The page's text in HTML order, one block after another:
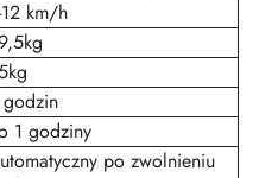
km/h
1 godziny
po zwolnieniu